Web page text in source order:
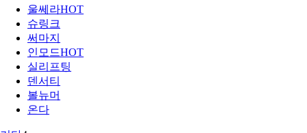
울쎄라HOT
슈링크
써마지
인모드HOT
실리프팅
덴서티
볼뉴머
온다